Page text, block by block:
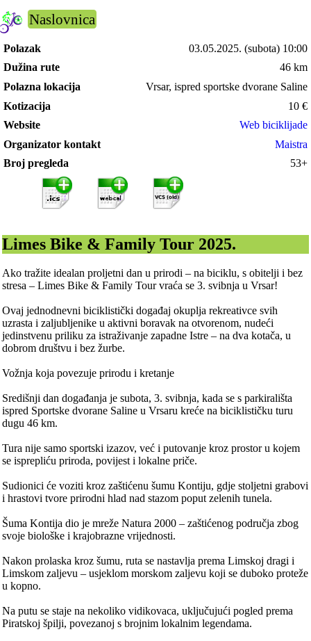
Naslovnica
Polazak 03.05.2025. (subota) 10:00
Dužina rute
46 km
Polazna lokacija
Vrsar, ispred sportske dvorane Saline
Kotizacija
10 €
Website
Web biciklijade
Organizator kontakt
Maistra
Broj pregleda
53+
Limes Bike & Family Tour 2025.
Ako tražite idealan proljetni dan u prirodi – na biciklu, s obitelji i bez
stresa – Limes Bike & Family Tour vraća se 3. svibnja u Vrsar!
Ovaj jednodnevni biciklistički događaj okuplja rekreativce svih
uzrasta i zaljubljenike u aktivni boravak na otvorenom, nudeći
jedinstvenu priliku za istraživanje zapadne Istre – na dva kotača, u
dobrom društvu i bez žurbe.
Vožnja koja povezuje prirodu i kretanje
Središnji dan događanja je subota, 3. svibnja, kada se s parkirališta
ispred Sportske dvorane Saline u Vrsaru kreće na biciklističku turu
dugu 46 km.
Tura nije samo sportski izazov, već i putovanje kroz prostor u kojem
se isprepliću priroda, povijest i lokalne priče.
Sudionici će voziti kroz zaštićenu šumu Kontiju, gdje stoljetni grabovi
i hrastovi tvore prirodni hlad nad stazom poput zelenih tunela.
Šuma Kontija dio je mreže Natura 2000 – zaštićenog područja zbog
svoje biološke i krajobrazne vrijednosti.
Nakon prolaska kroz šumu, ruta se nastavlja prema Limskoj dragi i
Limskom zaljevu – usjeklom morskom zaljevu koji se duboko proteže
u kopno.
Na putu se staje na nekoliko vidikovaca, uključujući pogled prema
Piratskoj špilji, povezanoj s brojnim lokalnim legendama.